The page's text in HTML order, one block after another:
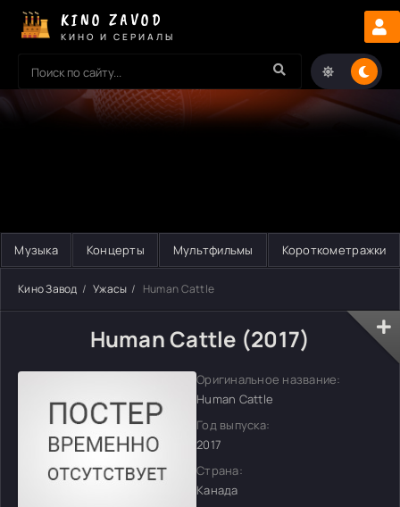
KINO ZAVOD
КИНО И СЕРИАЛЫ
Музыка Концерты Мультфильмы Короткометражки
Кино Завод Ужасы Human Cattle
Human Cattle (2017)
Оригинальное название:
Human Cattle
Год выпуска:
2017
Страна:
Канада